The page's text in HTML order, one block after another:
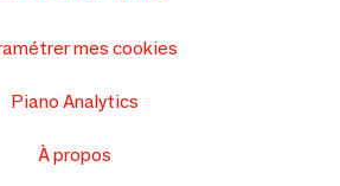
mes cookies
Piano Analytics
À propos